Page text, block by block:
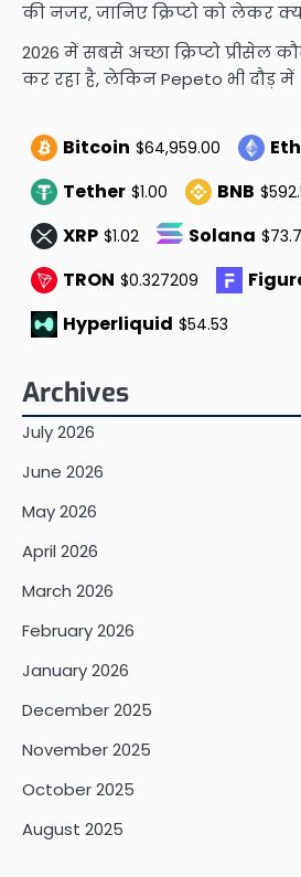
की नजर, जानिए क्रिप्टो को लेकर
2026 में सबसे अच्छा क्रिप्टो प्रीसेल
कर रहा है, लेकिन Pepeto भी दौड़ में
Bitcoin $64,959.00
Tether $1.00 BNB
XRP $1.02 Solana
TRON $0.327209
Hyperliquid $54.53
Archives
July 2026
June 2026
May 2026
April 2026
March 2026
February 2026
January 2026
December 2025
November 2025
October 2025
August 2025